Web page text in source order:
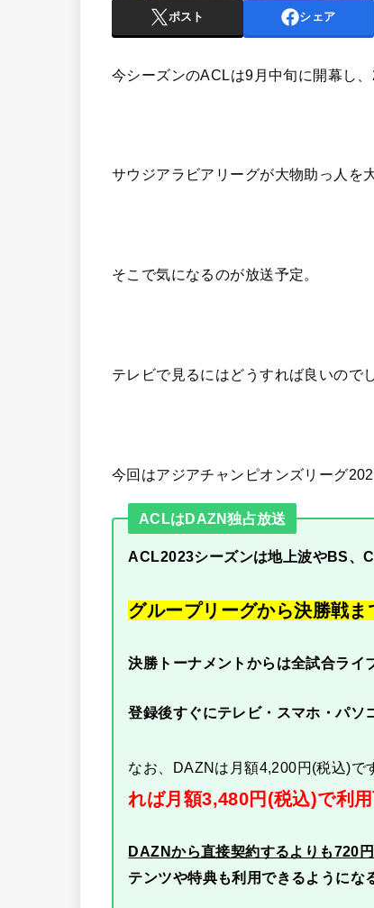
ポスト シェア
今シーズンのACLは9月中旬に開幕し
サウジアラビアリーグが大物助っ人を
そこで気になるのが放送予定。
テレビで見るにはどうすれば良いので
今回はアジアチャンピオンズリーグ
ACLはDAZN独占放送
ACL2023シーズンは地上波やBS、
グループリーグから決勝戦
決勝トーナメントからは全試合ライ
登録後すぐにテレビ・スマホ・パソ
なお、DAZNは月額4,200円(税込)で
れば月額3,480円(税込)で利
DAZNから直接契約するよりも720
テンツや特典も利用できるようにな